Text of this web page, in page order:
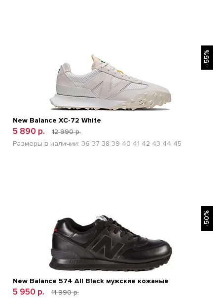
-55%
New Balance XC-72 White
5 890 р.
12 990 р.
Размеры в наличии: 36 37 38 39 40 41 42 43 44 45
-50%
New Balance 574 All Black мужские кожаные
5 950 р.
11 990 р.